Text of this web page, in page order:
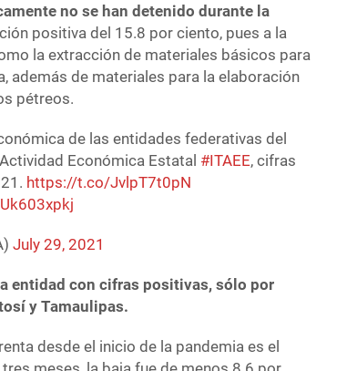
no se han detenido durante la
positiva del 15.8 por ciento, pues a la
la extracción de materiales básicos para
además de materiales para la elaboración
pétreos.
de las entidades federativas del
Económica Estatal #ITAEE, cifras
https://t.co/JvlpT7t0pN
July 29, 2021
entidad con cifras positivas, sólo por
y Tamaulipas.
desde el inicio de la pandemia es el